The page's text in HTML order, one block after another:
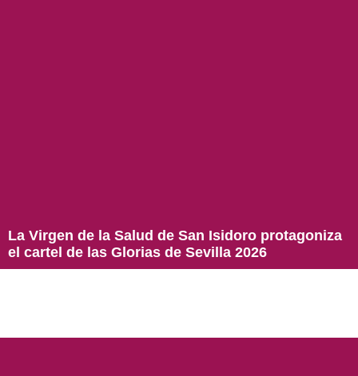
La Virgen de la Salud de San Isidoro protagoniza
el cartel de las Glorias de Sevilla 2026